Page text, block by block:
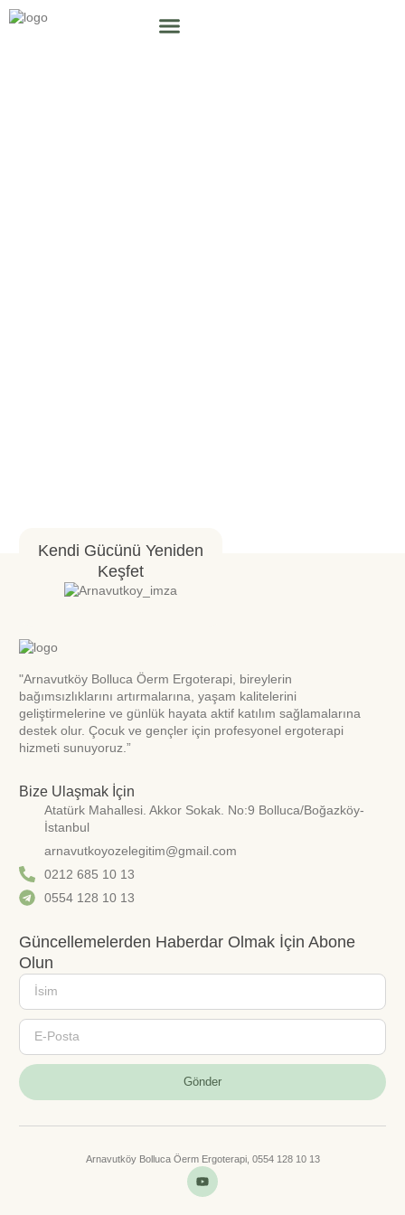
Kendi Gücünü Yeniden
Keşfet
"Arnavutköy Bolluca Öerm Ergoterapi, bireylerin
bağımsızlıklarını artırmalarına, yaşam kalitelerini
geliştirmelerine ve günlük hayata aktif katılım sağlamalarına
destek olur. Çocuk ve gençler için profesyonel ergoterapi
hizmeti sunuyoruz.”
Bize Ulaşmak İçin
Atatürk Mahallesi. Akkor Sokak. No:9 Bolluca/Boğazköy-
İstanbul
arnavutkoyozelegitim@gmail.com
0212 685 10 13
0554 128 10 13
Güncellemelerden Haberdar Olmak İçin Abone
Olun
Gönder
Arnavutköy Bolluca Öerm Ergoterapi, 0554 128 10 13